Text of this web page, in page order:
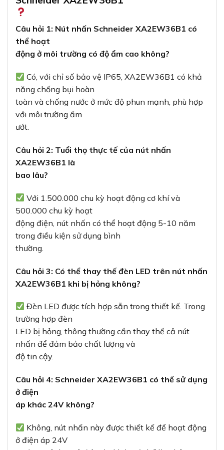
500.000 chu kỳ hoạt
động điện, nút nhấn có thể hoạt động 5-10 năm
trong điều kiện sử dụng bình
Câu hỏi 3: Có thể thay thế đèn LED trên nút nhấn
XA2EW36B1 khi bị hỏng không?
Đèn LED được tích hợp sẵn trong thiết kế. Trong
LED bị hỏng, thông thường cần thay thế cả nút
nhấn để đảm bảo chất lượng và
độ tin cậy.
Câu hỏi 4: Schneider XA2EW36B1 có thể sử dụng
ở điện
áp khác 24V không?
Không, nút nhấn này được thiết kế để hoạt động
AC/DC. Sử dụng ở điện áp khác có thể làm hỏng
đèn LED hoặc gây nguy
7. Mua nút nhấn Schneider XA2EW36B1
chính hãng ở đâu?
Để đảm bảo mua được sản phẩmSchneider
XA2EW36B1
chính hãng , quý khách có thể liên hệ với
điện VIKI
– đơn
vị phân phối thiết bị điện chính hãng hàng đầu tại
TP. Hồ Chí